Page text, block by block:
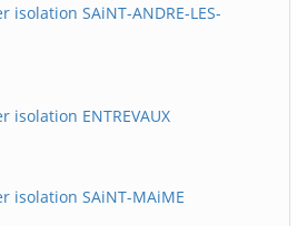
isolation SAiNT-ANDRE-LES-
isolation ENTREVAUX
isolation SAiNT-MAiME